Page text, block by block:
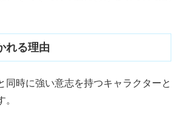
れる理由
同時に強い意志を持つキャラクターと